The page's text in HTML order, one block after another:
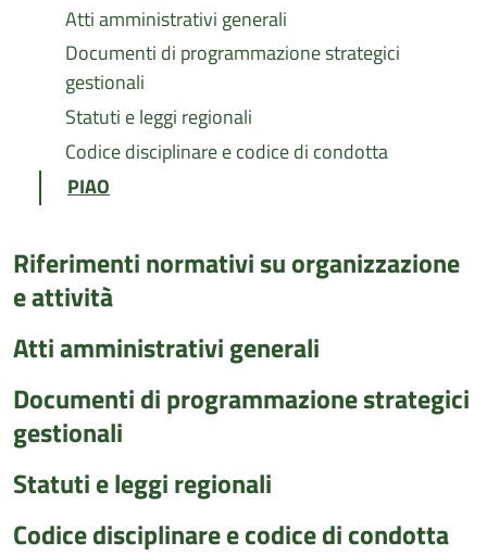
Atti amministrativi generali
Documenti di programmazione strategici
gestionali
Statuti e leggi regionali
Codice disciplinare e codice di condotta
PIAO
Riferimenti normativi su organizzazione
e attività
Atti amministrativi generali
Documenti di programmazione strategici
gestionali
Statuti e leggi regionali
Codice disciplinare e codice di condotta